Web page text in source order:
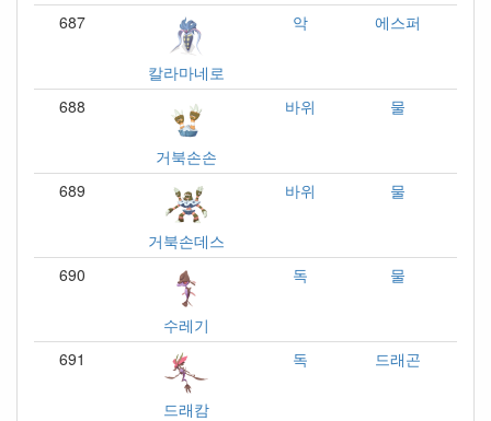
687
칼라마네로
악 에스퍼
688
거북손손
바위 물
689
거북손데스
바위 물
690
수레기
독 물
691
드래캄
독 드래곤